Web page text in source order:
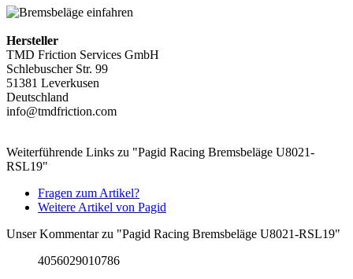
Hersteller
TMD Friction Services GmbH
Schlebuscher Str. 99
51381 Leverkusen
Deutschland
info@tmdfriction.com
Weiterführende Links zu "Pagid Racing Bremsbeläge U8021-
RSL19"
Fragen zum Artikel?
Weitere Artikel von Pagid
Unser Kommentar zu "Pagid Racing Bremsbeläge U8021-RSL19"
4056029010786